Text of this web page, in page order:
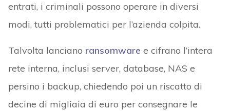
entrati, i criminali possono operare in diversi
modi, tutti problematici per l’azienda colpita.
Talvolta lanciano ransomware e cifrano l’intera
rete interna, inclusi server, database, NAS e
persino i backup, chiedendo poi un riscatto di
decine di migliaia di euro per consegnare le